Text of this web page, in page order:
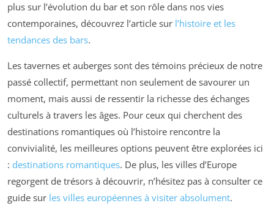
plus sur l’évolution du bar et son rôle dans nos vies
contemporaines, découvrez l’article sur l’histoire et les
tendances des bars.
Les tavernes et auberges sont des témoins précieux de notre
passé collectif, permettant non seulement de savourer un
moment, mais aussi de ressentir la richesse des échanges
culturels à travers les âges. Pour ceux qui cherchent des
destinations romantiques où l’histoire rencontre la
convivialité, les meilleures options peuvent être explorées ici
: destinations romantiques. De plus, les villes d’Europe
regorgent de trésors à découvrir, n’hésitez pas à consulter ce
guide sur les villes européennes à visiter absolument.